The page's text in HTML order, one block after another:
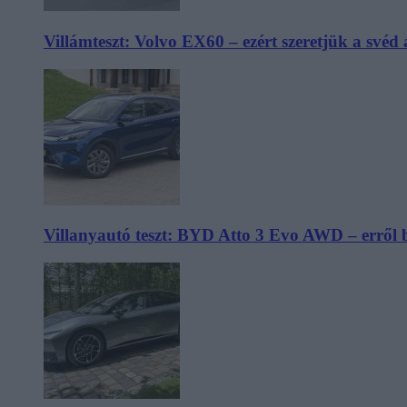
Villámteszt: Volvo EX60 – ezért szeretjük a svéd
Villanyautó teszt: BYD Atto 3 Evo AWD – erről